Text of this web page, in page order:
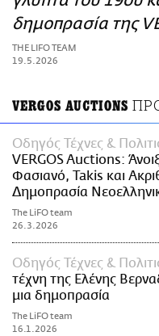
ΑΜΠΑ
PRINT
δημοπρασία της
THE LIFO TEAM
19.5.2026
VERGOS AUCTIONS
Οδηγός Τέχνες &
VERGOS Auctions:
Φασιανό, Takis και
Δημοπρασία
The LiFO team
26.3.2026
Οδηγός Τέχνες &
τέχνη της Ελένης
μια δημοπρασία
The LiFO team
16.1.2026